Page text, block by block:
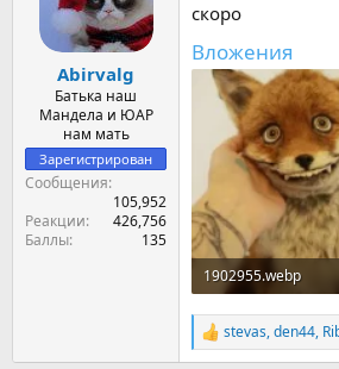
ы
а
л
а
Abirvalg
Батька наш
Мандела и ЮАР
нам мать
Зарегистрирован
Сообщения
105,952
Реакции
426,756
Баллы
135
скоро
Вложения
1902955.webp
30 KB · Просмотры:
Р
е
stevas,den44,